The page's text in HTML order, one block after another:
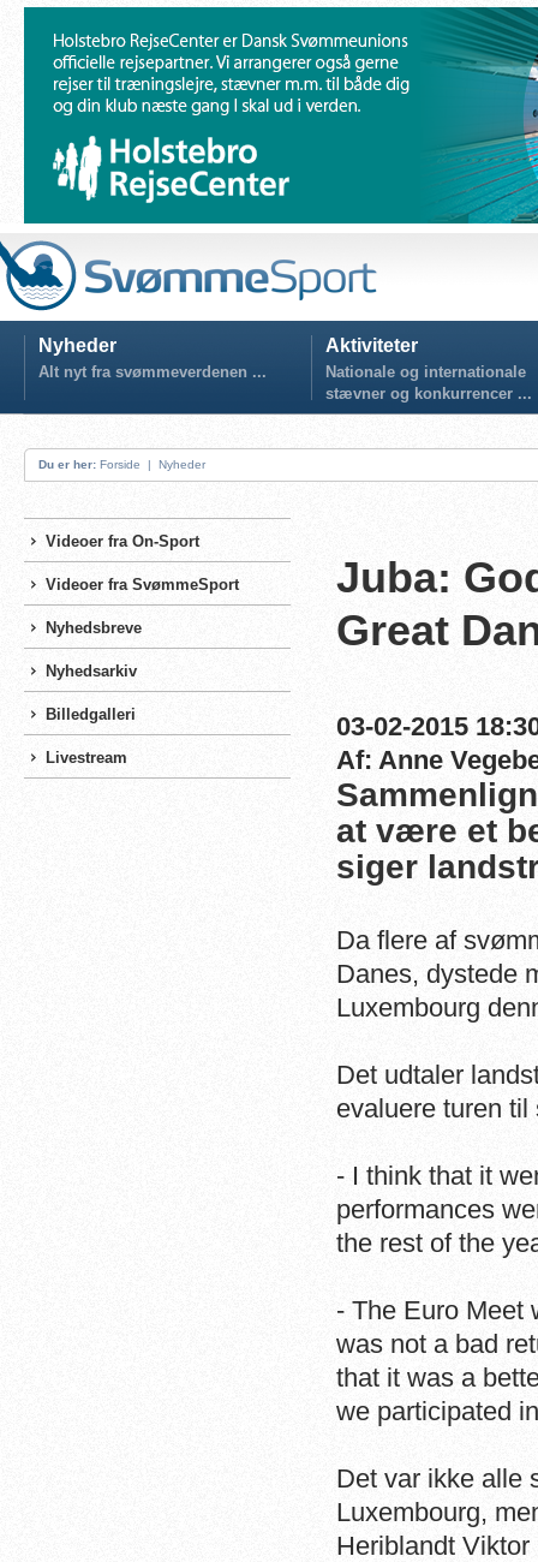
Nyheder
Alt nyt fra svømmeverdenen ...
Aktiviteter
Nationale og internationale
stævner og konkurrencer ...
Du er her: Forside | Nyheder
Videoer fra On-Sport
Videoer fra SvømmeSport
Nyhedsbreve
Nyhedsarkiv
Billedgalleri
Livestream
Juba:
Great
03-02-2015
Af: Anne
at være et
siger
Da flere af
Danes, dystede
Luxembourg
Det udtaler
evaluere turen
- I think that it
performances
the rest of the
- The Euro Meet
was not a bad
that it was a
we participated
Det var ikke alle
Luxembourg,
Heriblandt